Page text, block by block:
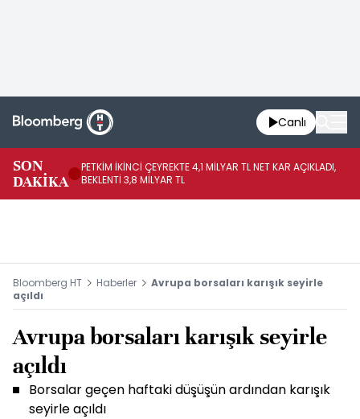
Canlı
SON
DAKİKA
PETKİM İKİNCİ ÇEYREKTE 4,1 MİLYAR TL NET KAR AÇIKLADI,
BEKLENTİ 3,8 MİLYAR TL
Bloomberg HT Haberler
Avrupa borsaları karışık seyirle
açıldı
Avrupa borsaları karışık seyirle
açıldı
Borsalar geçen haftaki düşüşün ardından karışık
seyirle açıldı